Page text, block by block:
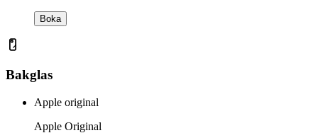
Boka
Bakglas
Apple original
Apple Original